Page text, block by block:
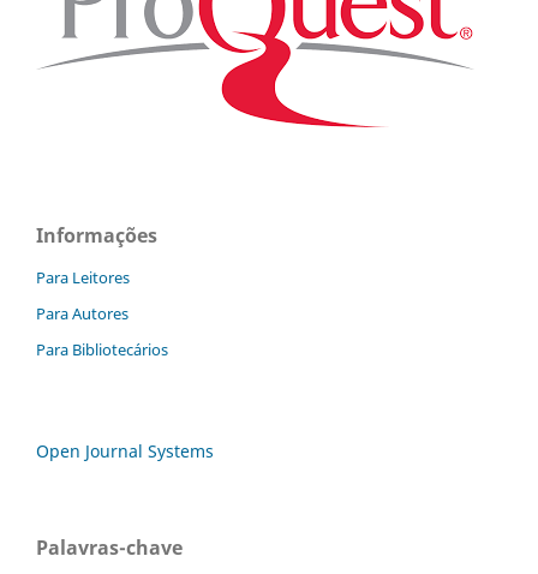
Informações
Para Leitores
Para Autores
Para Bibliotecários
Open Journal Systems
Palavras-chave